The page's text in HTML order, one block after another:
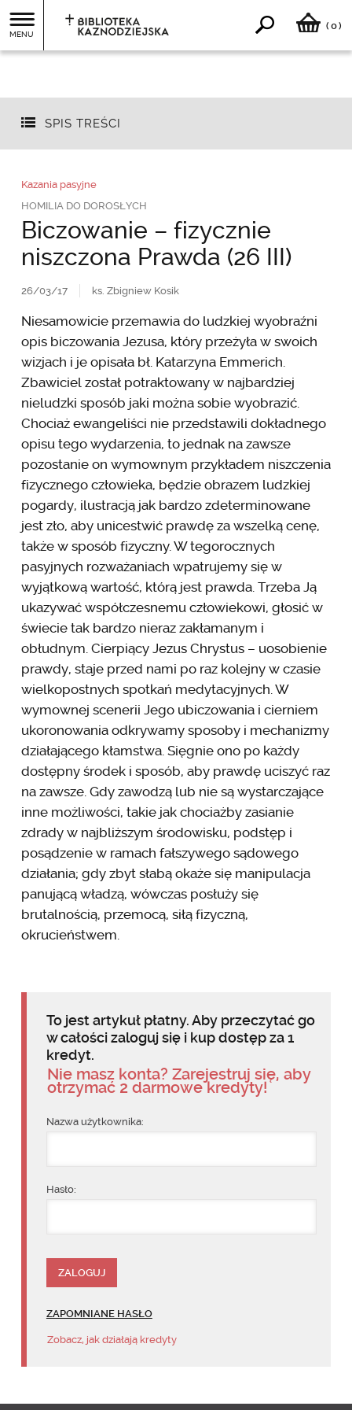
MENU
( 0)
SPIS TREŚCI
Kazania pasyjne
HOMILIA DO DOROSŁYCH
Biczowanie – fizycznie
niszczona Prawda (26 III)
26/03/17 ks. Zbigniew Kosik
Niesamowicie przemawia do ludzkiej wyobraźni
opis biczowania Jezusa, który przeżyła w swoich
wizjach i je opisała bł. Katarzyna Emmerich.
Zbawiciel został potraktowany w najbardziej
nieludzki sposób jaki można sobie wyobrazić.
Chociaż ewangeliści nie przedstawili dokładnego
opisu tego wydarzenia, to jednak na zawsze
pozostanie on wymownym przykładem niszczenia
fizycznego człowieka, będzie obrazem ludzkiej
pogardy, ilustracją jak bardzo zdeterminowane
jest zło, aby unicestwić prawdę za wszelką cenę,
także w sposób fizyczny. W tegorocznych
pasyjnych rozważaniach wpatrujemy się w
wyjątkową wartość, którą jest prawda. Trzeba Ją
ukazywać współczesnemu człowiekowi, głosić w
świecie tak bardzo nieraz zakłamanym i
obłudnym. Cierpiący Jezus Chrystus – uosobienie
prawdy, staje przed nami po raz kolejny w czasie
wielkopostnych spotkań medytacyjnych. W
wymownej scenerii Jego ubiczowania i cierniem
ukoronowania odkrywamy sposoby i mechanizmy
działającego kłamstwa. Sięgnie ono po każdy
dostępny środek i sposób, aby prawdę uciszyć raz
na zawsze. Gdy zawodzą lub nie są wystarczające
inne możliwości, takie jak chociażby zasianie
zdrady w najbliższym środowisku, podstęp i
posądzenie w ramach fałszywego sądowego
działania; gdy zbyt słabą okaże się manipulacja
panującą władzą, wówczas posłuży się
brutalnością, przemocą, siłą fizyczną,
okrucieństwem.
To jest artykuł płatny. Aby przeczytać go
w całości zaloguj się i kup dostęp za 1
kredyt.
Nie masz konta? Zarejestruj się, aby
otrzymać 2 darmowe kredyty!
Nazwa użytkownika:
Hasło:
ZAPOMNIANE HASŁO
Zobacz, jak działają kredyty